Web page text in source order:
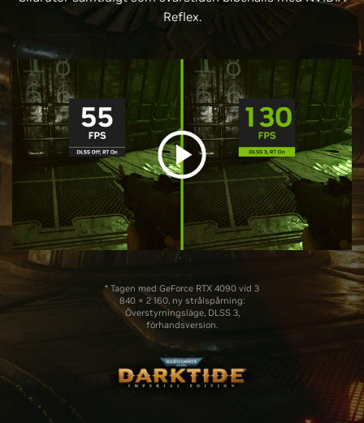
Reflex.
* Tagen med GeForce RTX 4090 vid 3
840 × 2 160, ny strålspårning:
Överstyrningsläge, DLSS 3,
förhandsversion.